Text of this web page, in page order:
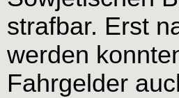
strafbar. Erst
werden
Fahrgelder